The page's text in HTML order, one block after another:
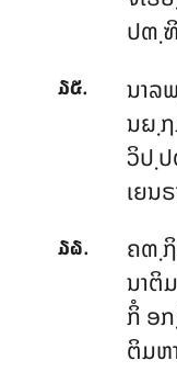
ປຓ຺ຑິ
໓໕. ນາ
ນຏ຺ຐ
ວິປ຺
ເຍນ
໓໖.
ຄຓ຺ຐິ
ນາ
ກິໍ ອ
ຕິມຫ